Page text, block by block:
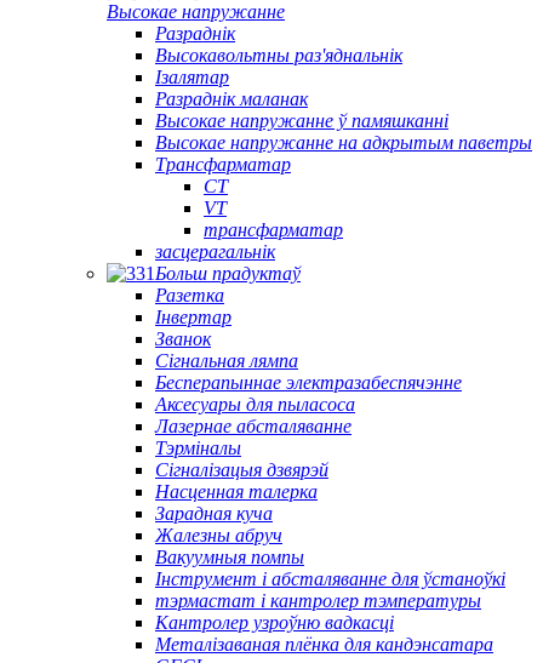
Высокае напружанне
Разраднік
Высокавольтны раз'яднальнік
Ізалятар
Разраднік маланак
Высокае напружанне ў памяшканні
Высокае напружанне на адкрытым паветры
Трансфарматар
CT
VT
трансфарматар
засцерагальнік
Больш прадуктаў
Разетка
Інвертар
Званок
Сігнальная лямпа
Бесперапыннае электразабеспячэнне
Аксесуары для пыласоса
Лазернае абсталяванне
Тэрміналы
Сігналізацыя дзвярэй
Насценная талерка
Зарадная куча
Жалезны абруч
Вакуумныя помпы
Інструмент і абсталяванне для ўстаноўкі
тэрмастат і кантролер тэмпературы
Кантролер узроўню вадкасці
Металізаваная плёнка для кандэнсатара